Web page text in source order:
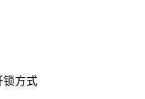
锁方式